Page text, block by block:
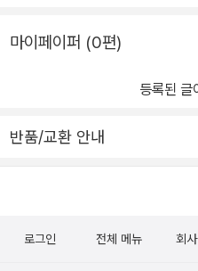
마이페이퍼 (0편)
등록된 글
반품/교환 안내
로그인 전체 메뉴 회